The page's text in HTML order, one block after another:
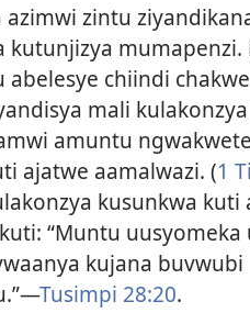
zintu
kutunjizya
chiindi
mali
amuntu
ajatwe aamalwazi. (1
kusunkwa kuti
“Muntu uusyomeka
kujana buvwubi
Tusimpi 28:20.